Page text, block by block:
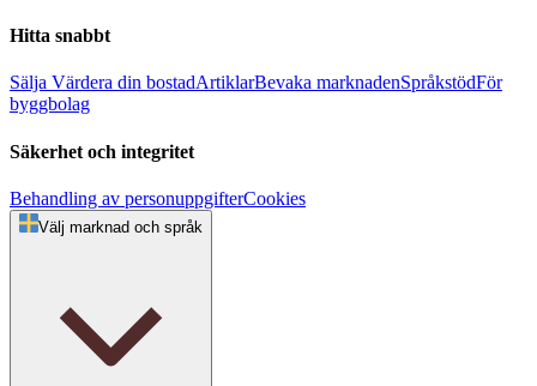
Hitta snabbt
Sälja Värdera din bostadArtiklarBevaka marknadenSpråkstödFör
byggbolag
Säkerhet och integritet
Behandling av personuppgifterCookies
Välj marknad och språk